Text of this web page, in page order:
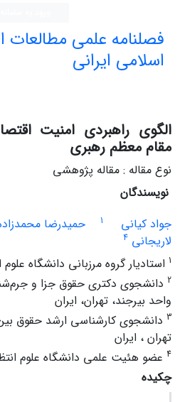
فصلنامه علمی
اسلامی ایرانی
الگوی راهبردی امنیت
مقام معظم رهبری
نوع مقاله : مقاله پژوهشی
نویسندگان
جواد کیانی
1 حمیدرضا
لاریجانی 4
1 استادیار گروه مرزبانی دانشگاه
2 دانشجوی دکتری حقوق جزا و
واحد بیرجند، تهران، ایران
3 دانشجوی کارشناسی ارشد حقوق بین
تهران ، ایران
4 عضو هئیت علمی دانشگاه علوم
چکیده